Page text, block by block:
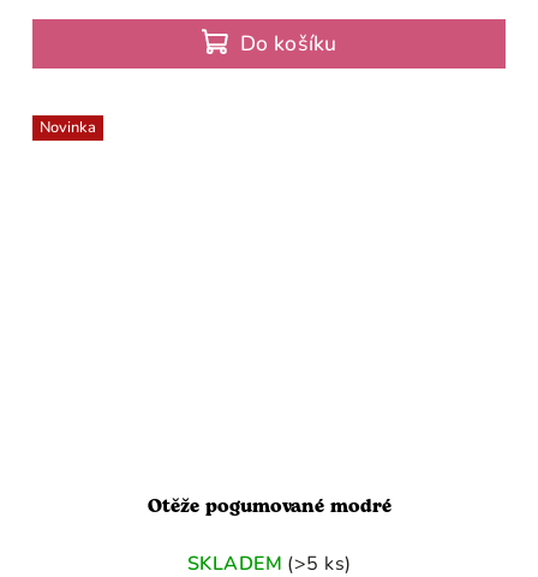
Do košíku
Novinka
Otěže pogumované modré
SKLADEM (>5 ks)